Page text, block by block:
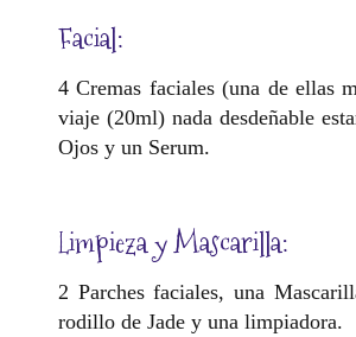
Facial:
4 Cremas faciales (una de ellas
viaje (20ml) nada desdeñable
Ojos y un Serum.
Limpieza y Mascarilla:
2 Parches faciales, una
rodillo de Jade y una limpiadora.